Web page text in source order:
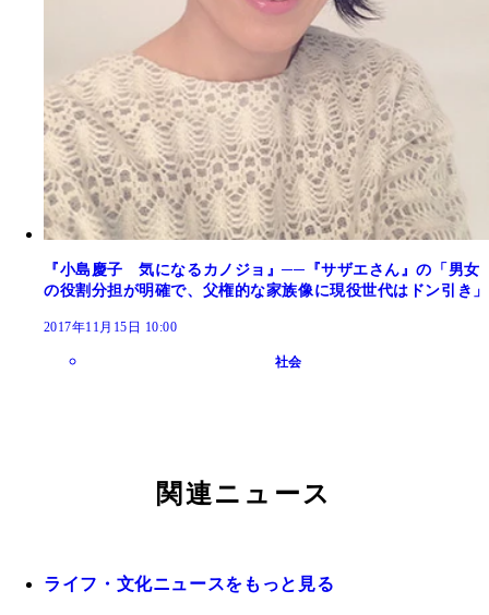
『小島慶子 気になるカノジョ』──『サザエさん』の「男女
の役割分担が明確で、父権的な家族像に現役世代はドン引き」
2017年11月15日 10:00
社会
関連ニュース
ライフ・文化ニュースをもっと見る